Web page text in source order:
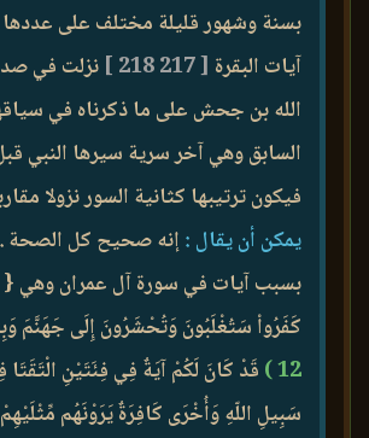
بسنة وشهور قليلة مختلف على عددها
آيات البقرة [ 217 218 ]
نزلت في
الله بن جحش على ما ذكرناه في
السابق وهي آخر سرية سيرها النبي
فيكون ترتيبها كثانية السور نزولا
يمكن أن يقال :إنه صحيح كل الصحة
بسبب آيات في سورة آل عمران وهي {
كَفَرُواْ سَتُغْلَبُونَ وَتُحْشَرُونَ إِلَى جَهَنَّمَ
12 ) قَدْ كَانَ لَكُمْ آيَةٌ فِي فِئَتَيْنِ
سَبِيلِ اللّهِ وَأُخْرَى كَافِرَةٌ يَرَوْنَهُم